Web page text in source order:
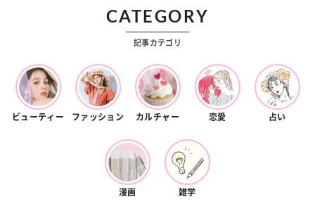
CATEGORY
記事カテゴリ
ビューティー ファッション カルチャー 恋愛 占い
漫画 雑学